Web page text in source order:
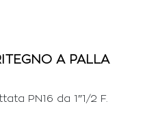
A PALLA
PN16 da 1″1/2 F.